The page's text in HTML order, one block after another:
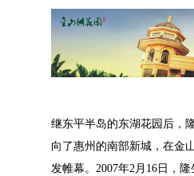
继东平半岛的东湖花园后，
向了惠州的南部新城，在⾦
发帷幕。2007年2⽉16⽇，